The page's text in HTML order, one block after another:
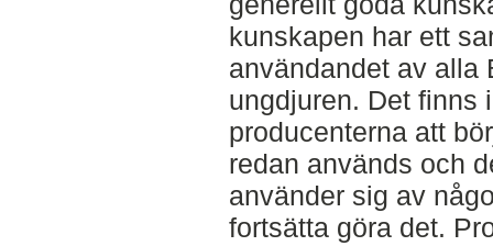
kunskapen har ett
användandet av alla
ungdjuren. Det finns
producenterna att
redan används och
använder sig av
fortsätta göra det.